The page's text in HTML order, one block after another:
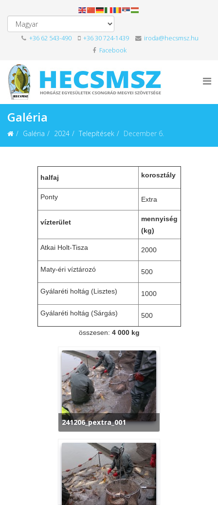
+36 62 543-490 +36 30 724-1439
iroda@hecsmsz.hu
Facebook
Galéria
Galéria 2024 Telepítések December 6.
halfaj korosztály
Ponty Extra
vízterület
mennyiség
(kg)
Atkai Holt-Tisza 2000
Maty-éri víztározó 500
Gyálaréti holtág (Lisztes) 1000
Gyálaréti holtág (Sárgás) 500
összesen: 4 000 kg
241206_pextra_001